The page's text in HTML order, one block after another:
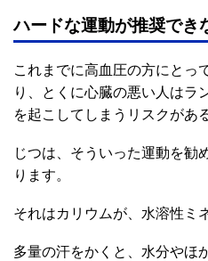
ハードな運動が推奨でき
これまでに高血圧の方にとっ
り、とくに心臓の悪い人はラ
を起こしてしまうリスクがあ
じつは、そういった運動を勧
ります。
それはカリウムが、水溶性ミ
多量の汗をかくと、水分やほ